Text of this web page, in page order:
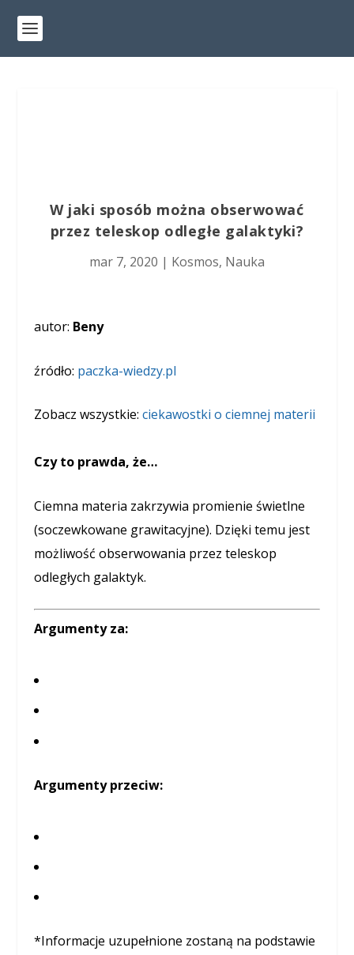
W jaki sposób można obserwować
przez teleskop odległe galaktyki?
mar 7, 2020 | Kosmos, Nauka
autor: Beny
źródło: paczka-wiedzy.pl
Zobacz wszystkie: ciekawostki o ciemnej materii
Czy to prawda, że…
Ciemna materia zakrzywia promienie świetlne
(soczewkowane grawitacyjne). Dzięki temu jest
możliwość obserwowania przez teleskop
odległych galaktyk.
Argumenty za:
Argumenty przeciw:
*Informacje uzupełnione zostaną na podstawie